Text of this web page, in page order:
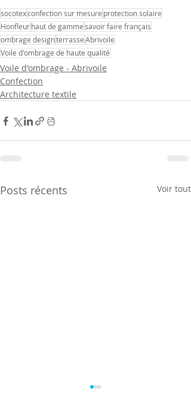
socotexconfection sur mesure protection solaire
Honfleurhaut de gammesavoir faire français
ombrage designterrasseAbrivoile
Voile d'ombrage de haute qualité
Voile d'ombrage - Abrivoile
Confection
Architecture textile
Posts récents Voir tout